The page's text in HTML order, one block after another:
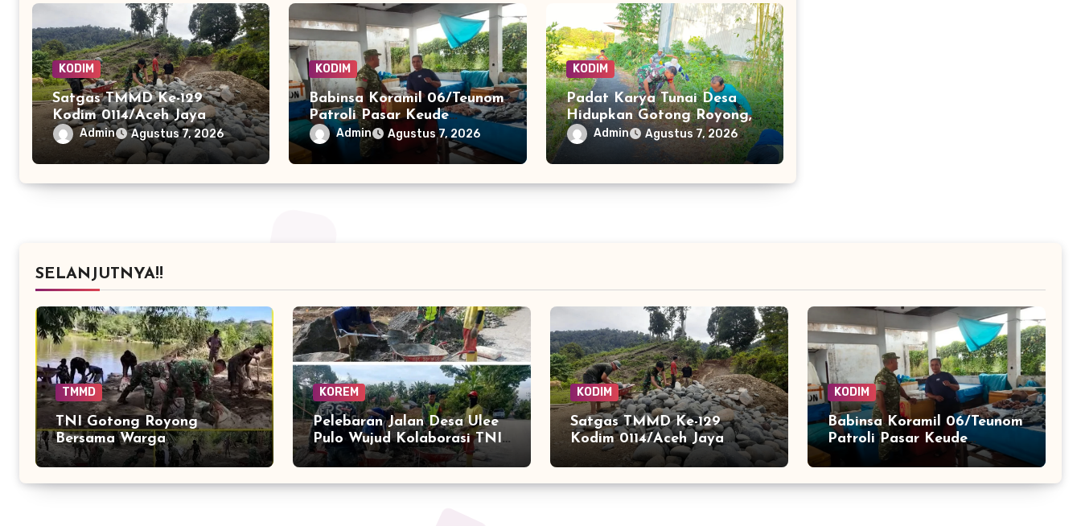
KODIM
Satgas TMMD Ke-129
Kodim 0114/Aceh Jaya
Lanjutkan Pembuatan
Jembatan Kayu 4×6
Admin Agustus 7, 2026
KODIM
Babinsa Koramil 06/Teunom
Patroli Pasar Keude
Teunom, Jaga Keamanan
dan Kenyamanan Aktivitas
Warga
Admin Agustus 7, 2026
KODIM
Padat Karya Tunai Desa
Hidupkan Gotong Royong,
Babinsa Bantu Bersihkan
Akses Warga
Admin Agustus 7, 2026
SELANJUTNYA!!
TMMD
TNI Gotong Royong
Bersama Warga
Distribusikan Material
Jembatan Perintis
Cibubukan–Serasah
KOREM
Pelebaran Jalan Desa Ulee
Pulo Wujud Kolaborasi TNI
dan Masyarakat Bangun
Infrastruktur
KODIM
Satgas TMMD Ke-129
Kodim 0114/Aceh Jaya
Lanjutkan Pembuatan
Jembatan Kayu 4×6
KODIM
Babinsa Koramil 06/Teunom
Patroli Pasar Keude
Teunom, Jaga Keamanan
dan Kenyamanan Aktivitas
Warga